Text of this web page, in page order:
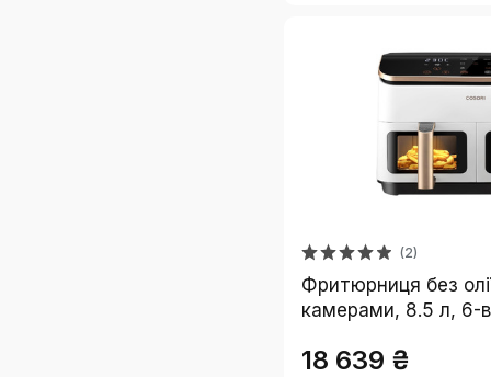
(2)
Фритюрниця без
камерами, 8.5 л, 6-
18 639 ₴